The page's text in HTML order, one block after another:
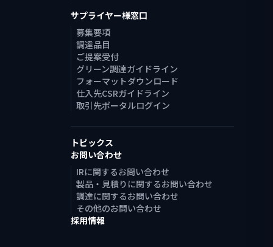
サプライヤー様窓口
募集要項
調達品目
ご提案受付
グリーン調達ガイドライン
フォーマットダウンロード
仕入先CSRガイドライン
取引先ポータルログイン
トピックス
お問い合わせ
IRに関するお問い合わせ
製品・見積りに関するお問い合わせ
調達に関するお問い合わせ
その他のお問い合わせ
採用情報